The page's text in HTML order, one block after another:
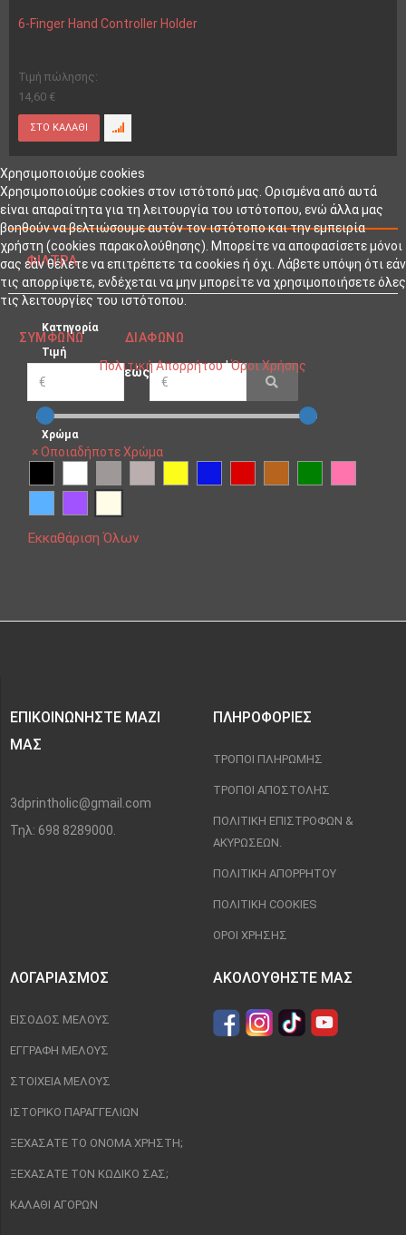
6-Finger Hand Controller Holder
Τιμή πώλησης:
14,60 €
ΦΊΛΤΡΑ
Κατηγορία
Τιμή
εώς
Χρώμα
×Οποιαδήποτε Χρώμα
Εκκαθάριση Όλων
ΕΠΙΚΟΙΝΩΝΉΣΤΕ ΜΑΖΊ
ΜΑΣ
3dprintholic@gmail.com
Τηλ: 698 8289000.
ΠΛΗΡΟΦΟΡΊΕΣ
ΤΡΌΠΟΙ ΠΛΗΡΩΜΉΣ
ΤΡΌΠΟΙ ΑΠΟΣΤΟΛΉΣ
ΠΟΛΙΤΙΚΉ ΕΠΙΣΤΡΟΦΏΝ &
ΑΚΥΡΏΣΕΩΝ.
ΠΟΛΙΤΙΚΉ ΑΠΟΡΡΉΤΟΥ
ΠΟΛΙΤΙΚΉ COOKIES
ΌΡΟΙ ΧΡΉΣΗΣ
ΛΟΓΑΡΙΑΣΜΌΣ
ΕΊΣΟΔΟΣ ΜΈΛΟΥΣ
ΕΓΓΡΑΦΉ ΜΈΛΟΥΣ
ΣΤΟΙΧΕΊΑ ΜΈΛΟΥΣ
ΙΣΤΟΡΙΚΌ ΠΑΡΑΓΓΕΛΙΏΝ
ΞΕΧΆΣΑΤΕ ΤΟ ΌΝΟΜΑ ΧΡΉΣΤΗ;
ΞΕΧΆΣΑΤΕ ΤΟΝ ΚΩΔΙΚΌ ΣΑΣ;
ΚΑΛΆΘΙ ΑΓΟΡΏΝ
ΑΚΟΛΟΥΘΉΣΤΕ ΜΑΣ
Χρησιμοποιούμε cookies
Χρησιμοποιούμε cookies στον ιστότοπό μας. Ορισμένα από αυτά
είναι απαραίτητα για τη λειτουργία του ιστότοπου, ενώ άλλα μας
βοηθούν να βελτιώσουμε αυτόν τον ιστότοπο και την εμπειρία
χρήστη (cookies παρακολούθησης). Μπορείτε να αποφασίσετε μόνοι
σας εάν θέλετε να επιτρέπετε τα cookies ή όχι. Λάβετε υπόψη ότι εάν
τις απορρίψετε, ενδέχεται να μην μπορείτε να χρησιμοποιήσετε όλες
τις λειτουργίες του ιστότοπου.
ΣΥΜΦΩΝΏ
ΔΙΑΦΩΝΏ
Πολιτική Απορρήτου|Όροι Χρήσης